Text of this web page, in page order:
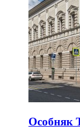
Особняк